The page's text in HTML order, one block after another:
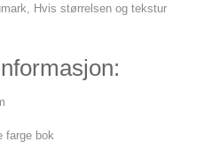
Hvis størrelsen og tekstur
farge bok